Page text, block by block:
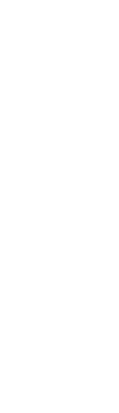
עם תיבה אוטומטית